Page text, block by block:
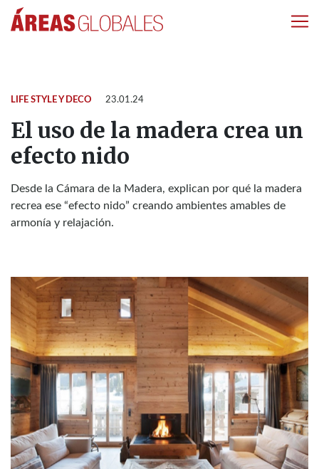
LIFE STYLE Y DECO 23.01.24
El uso de la madera crea un
efecto nido
Desde la Cámara de la Madera, explican por qué la madera
recrea ese “efecto nido” creando ambientes amables de
armonía y relajación.